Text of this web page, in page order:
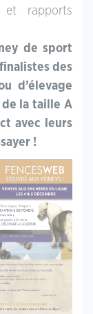
rapports
de sport
des
d’élevage
la taille A
avec leurs
!